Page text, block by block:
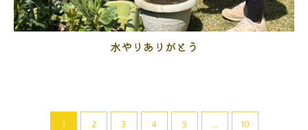
水やりありがとう
1 2 3 4 5 ... 10